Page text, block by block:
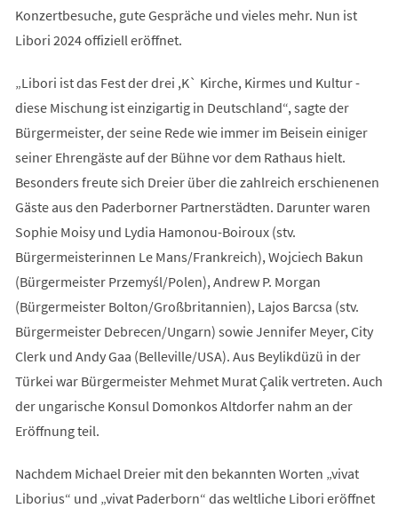
Konzertbesuche, gute Gespräche und vieles mehr. Nun ist
Libori 2024 offiziell eröffnet.
„Libori ist das Fest der drei ,K` Kirche, Kirmes und Kultur -
diese Mischung ist einzigartig in Deutschland“, sagte der
Bürgermeister, der seine Rede wie immer im Beisein einiger
seiner Ehrengäste auf der Bühne vor dem Rathaus hielt.
Besonders freute sich Dreier über die zahlreich erschienenen
Gäste aus den Paderborner Partnerstädten. Darunter waren
Sophie Moisy und Lydia Hamonou-Boiroux (stv.
Bürgermeisterinnen Le Mans/Frankreich), Wojciech Bakun
(Bürgermeister Przemyśl/Polen), Andrew P. Morgan
(Bürgermeister Bolton/Großbritannien), Lajos Barcsa (stv.
Bürgermeister Debrecen/Ungarn) sowie Jennifer Meyer, City
Clerk und Andy Gaa (Belleville/USA). Aus Beylikdüzü in der
Türkei war Bürgermeister Mehmet Murat Çalik vertreten. Auch
der ungarische Konsul Domonkos Altdorfer nahm an der
Eröffnung teil.
Nachdem Michael Dreier mit den bekannten Worten „vivat
Liborius“ und „vivat Paderborn“ das weltliche Libori eröffnet